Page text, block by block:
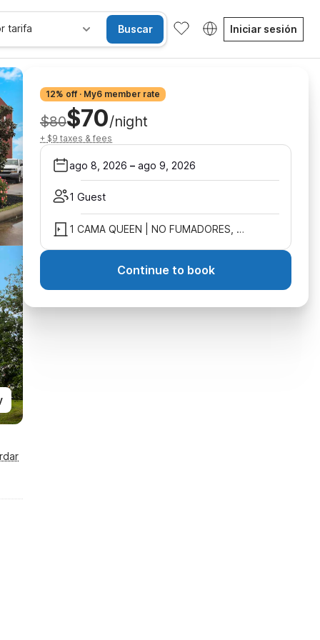
tarifa Buscar Iniciar sesión
12% off · My6 member rate
$80$70/night
+ $9 taxes & fees
ago 8, 2026 – ago 9, 2026
1 Guest
1 CAMA QUEEN | NO FUMADORES, MINI NEVERA
Continue to book